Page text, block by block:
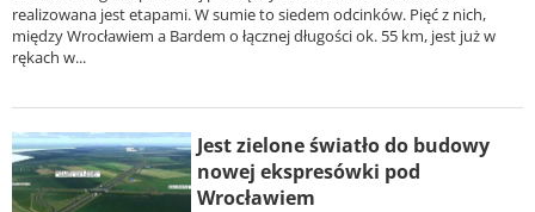
realizowana jest etapami. W sumie to siedem odcinków. Pięć z nich,
między Wrocławiem a Bardem o łącznej długości ok. 55 km, jest już w
rękach w...
Jest zielone światło do budowy
nowej ekspresówki pod
Wrocławiem